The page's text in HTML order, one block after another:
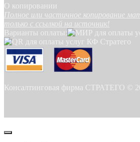
О копировании
Полное или частичное копирование
только с ссылкой на источник!
Варианты оплаты:
Консалтинговая фирма СТРАТЕГО ©